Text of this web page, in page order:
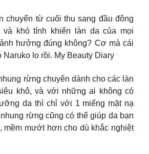
chuyển từ cuối thu sang đầu đông
khó tính khiến làn da của mọi
hưởng đúng không? Cơ mà cái
Naruko lo rồi. My Beauty Diary
rừng chuyên dành cho các làn
khô, và với những ai không có
da thì chỉ với 1 miếng mặt nạ
rừng cũng có thể giúp da bạn
mềm mướt hơn cho dù khắc nghiệt